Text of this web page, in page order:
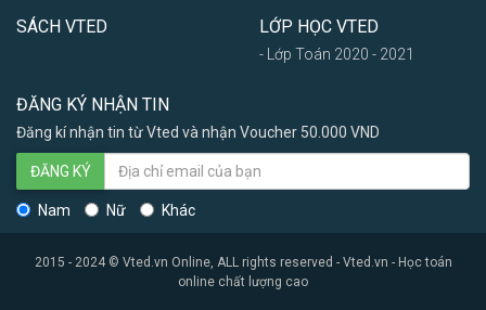
SÁCH VTED LỚP HỌC VTED
- Lớp Toán 2020 - 2021
ĐĂNG KÝ NHẬN TIN
Đăng kí nhận tin từ Vted và nhận Voucher 50.000 VND
ĐĂNG KÝ
Nam Nữ Khác
2015 - 2024 © Vted.vn Online, ALL rights reserved - Vted.vn - Học toán
online chất lượng cao